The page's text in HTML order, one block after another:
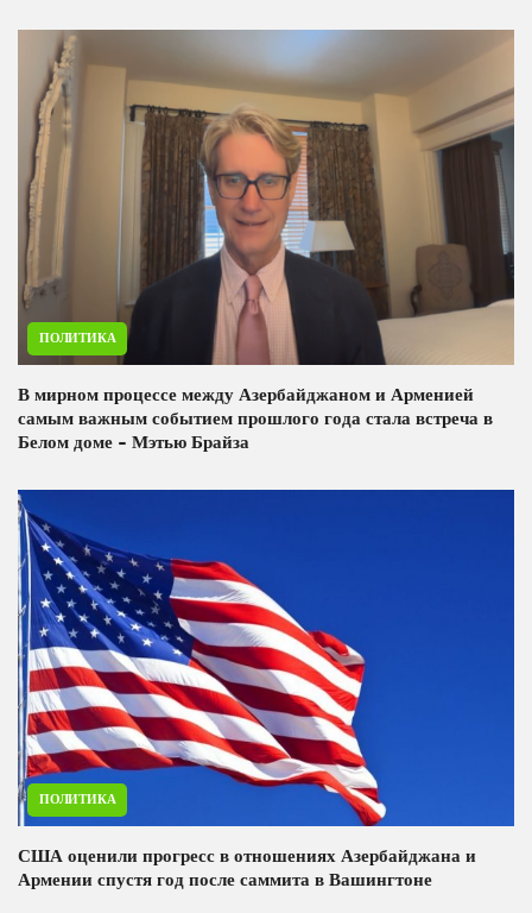
ПОЛИТИКА
В мирном процессе между Азербайджаном и Арменией
самым важным событием прошлого года стала встреча в
Белом доме - Мэтью Брайза
ПОЛИТИКА
США оценили прогресс в отношениях Азербайджана и
Армении спустя год после саммита в Вашингтоне